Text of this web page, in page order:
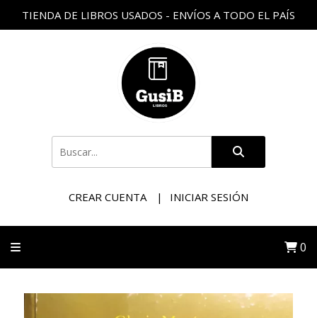
TIENDA DE LIBROS USADOS - ENVÍOS A TODO EL PAÍS
CREAR CUENTA INICIAR SESIÓN
0